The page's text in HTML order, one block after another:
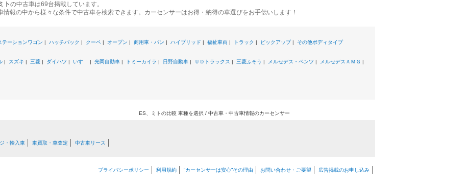
ミトの中古車は69台掲載しています。
報の中から様々な条件で中古車を検索できます。カーセンサーはお得・納得の車選びをお手伝いします！
テーションワゴン | ハッチバック | クーペ | オープン | 商用車・バン | ハイブリッド | 福祉車両 | トラック | ピックアップ| その他ボディタイプ
| スズキ | 三菱 | ダイハツ | いすゞ | 光岡自動車 | トミーカイラ | 日野自動車 | ＵＤトラックス | 三菱ふそう | メルセデス・ベンツ | メルセデスＡＭＧ |
ES、ミトの比較 車種を選択 / 中古車・中古車情報のカーセンサー
・輸入車 車買取・車査定 中古車リース
プライバシーポリシー 利用規約 “カーセンサーは安心”その理由 お問い合わせ・ご要望 広告掲載のお申し込み